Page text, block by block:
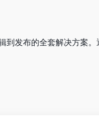
到发布的全套解决方案